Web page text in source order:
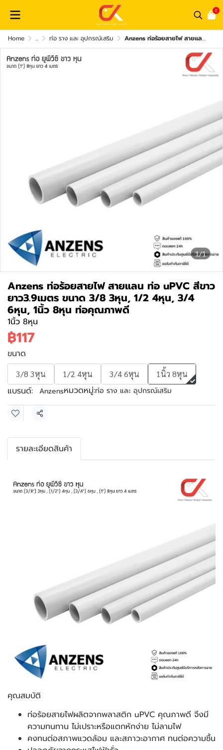
0
Home ... ท่อ ราง และ อุปกรณ์เสริม Anzens ท่อร้อยสายไฟ สายแลน ท่อ uPVC สีขาว ยาว3.9เมตร ขนาด 3/8 3หุน, 1/2 4หุน, 3/4 6หุน, 1นิ้ว 8หุน ท่อคุณภาพดี
1/1
Anzens ท่อร้อยสายไฟ สายแลน ท่อ uPVC สีขาว
ยาว3.9เมตร ขนาด 3/8 3หุน, 1/2 4หุน, 3/4
6หุน, 1นิ้ว 8หุน ท่อคุณภาพดี
1นิ้ว 8หุน
฿117
ขนาด
3/8 3หุน 1/2 4หุน 3/4 6หุน 1นิ้ว 8หุน
แบรนด์: Anzensหมวดหมู่:ท่อ ราง และ อุปกรณ์เสริม
แชร์
รายละเอียดสินค้า
คุณสมบัติ
ท่อร้อยสายไฟผลิตจากพลาสติก uPVC คุณภาพดี จึงมี
ความทนทาน ไม่เปราะหรือแตกหักง่าย ไม่ลามไฟ
คงทนต่อสภาพแวดล้อม และสภาวะอากาศ ทนต่อความชื้น